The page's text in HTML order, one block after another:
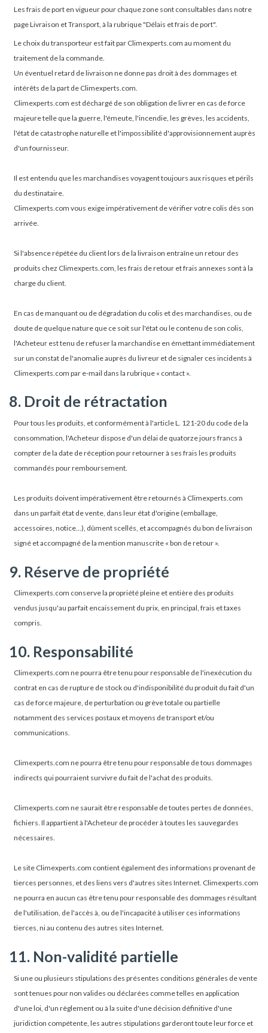
Les frais de port en vigueur pour chaque zone sont consultables dans notre
page Livraison et Transport, à la rubrique "Délais et frais de port".
Le choix du transporteur est fait par Climexperts.com au moment du
traitement de la commande.
Un éventuel retard de livraison ne donne pas droit à des dommages et
intérêts de la part de Climexperts.com.
Climexperts.com est déchargé de son obligation de livrer en cas de force
majeure telle que la guerre, l'émeute, l'incendie, les grèves, les accidents,
l'état de catastrophe naturelle et l'impossibilité d'approvisionnement auprès
d'un fournisseur.
Il est entendu que les marchandises voyagent toujours aux risques et périls
du destinataire.
Climexperts.com vous exige impérativement de vérifier votre colis dès son
arrivée.
Si l'absence répétée du client lors de la livraison entraîne un retour des
produits chez Climexperts.com, les frais de retour et frais annexes sont à la
charge du client.
En cas de manquant ou de dégradation du colis et des marchandises, ou de
doute de quelque nature que ce soit sur l'état ou le contenu de son colis,
l'Acheteur est tenu de refuser la marchandise en émettant immédiatement
sur un constat de l'anomalie auprès du livreur et de signaler ces incidents à
Climexperts.com par e-mail dans la rubrique « contact ».
8. Droit de rétractation
Pour tous les produits, et conformément à l'article L. 121-20 du code de la
consommation, l'Acheteur dispose d'un délai de quatorze jours francs à
compter de la date de réception pour retourner à ses frais les produits
commandés pour remboursement.
Les produits doivent impérativement être retournés à Climexperts.com
dans un parfait état de vente, dans leur état d'origine (emballage,
accessoires, notice...), dûment scellés, et accompagnés du bon de livraison
signé et accompagné de la mention manuscrite « bon de retour ».
9. Réserve de propriété
Climexperts.com conserve la propriété pleine et entière des produits
vendus jusqu'au parfait encaissement du prix, en principal, frais et taxes
compris.
10. Responsabilité
Climexperts.com ne pourra être tenu pour responsable de l'inexécution du
contrat en cas de rupture de stock ou d'indisponibilité du produit du fait d'un
cas de force majeure, de perturbation ou grève totale ou partielle
notamment des services postaux et moyens de transport et/ou
communications.
Climexperts.com ne pourra être tenu pour responsable de tous dommages
indirects qui pourraient survivre du fait de l'achat des produits.
Climexperts.com ne saurait être responsable de toutes pertes de données,
fichiers. Il appartient à l'Acheteur de procéder à toutes les sauvegardes
nécessaires.
Le site Climexperts.com contient également des informations provenant de
tierces personnes, et des liens vers d'autres sites Internet. Climexperts.com
ne pourra en aucun cas être tenu pour responsable des dommages résultant
de l'utilisation, de l'accès à, ou de l'incapacité à utiliser ces informations
tierces, ni au contenu des autres sites Internet.
11. Non-validité partielle
Si une ou plusieurs stipulations des présentes conditions générales de vente
sont tenues pour non valides ou déclarées comme telles en application
d'une loi, d'un règlement ou à la suite d'une décision définitive d'une
juridiction compétente, les autres stipulations garderont toute leur force et